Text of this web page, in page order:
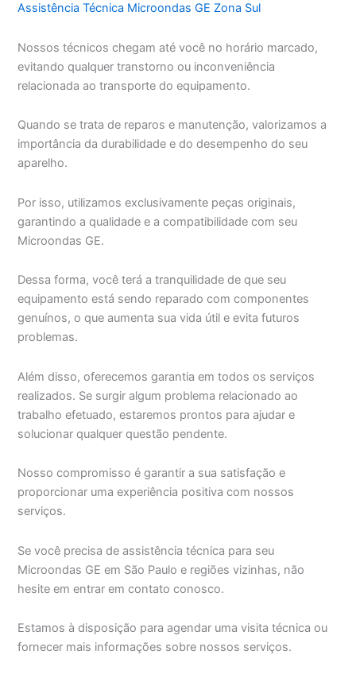
Assistência Técnica Microondas GE Zona Sul
Nossos técnicos chegam até você no horário marcado,
evitando qualquer transtorno ou inconveniência
relacionada ao transporte do equipamento.
Quando se trata de reparos e manutenção, valorizamos a
importância da durabilidade e do desempenho do seu
aparelho.
Por isso, utilizamos exclusivamente peças originais,
garantindo a qualidade e a compatibilidade com seu
Microondas GE.
Dessa forma, você terá a tranquilidade de que seu
equipamento está sendo reparado com componentes
genuínos, o que aumenta sua vida útil e evita futuros
problemas.
Além disso, oferecemos garantia em todos os serviços
realizados. Se surgir algum problema relacionado ao
trabalho efetuado, estaremos prontos para ajudar e
solucionar qualquer questão pendente.
Nosso compromisso é garantir a sua satisfação e
proporcionar uma experiência positiva com nossos
serviços.
Se você precisa de assistência técnica para seu
Microondas GE em São Paulo e regiões vizinhas, não
hesite em entrar em contato conosco.
Estamos à disposição para agendar uma visita técnica ou
fornecer mais informações sobre nossos serviços.